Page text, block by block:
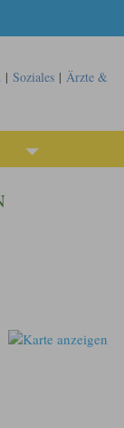
| Soziales| Ärzte &